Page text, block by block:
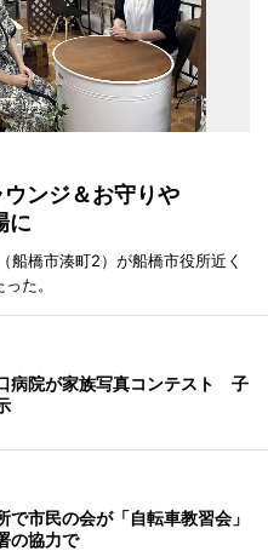
ンジ＆お守りや
に
船橋市湊町2）が船橋市役所近く
た。
病院が家族写真コンテスト 子
で市民の会が「自転車教習会」
の協力で